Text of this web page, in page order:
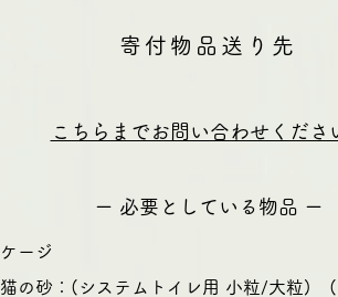
寄付物品送り先
ケージ
猫の砂： (システムトイレ用 小粒/大粒)
こちらまでお問い合わせくださ
ー 必要としている物品 ー